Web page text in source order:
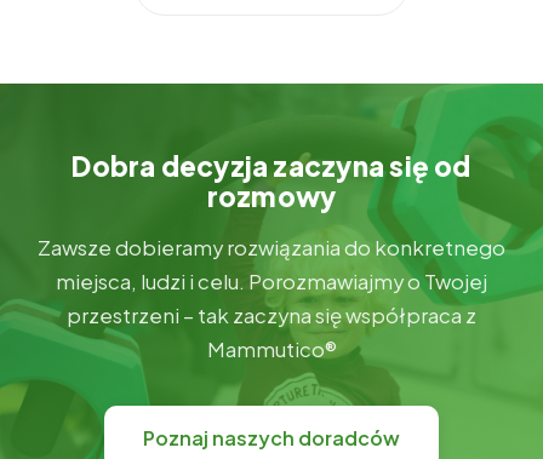
Dobra decyzja zaczyna się od
rozmowy
Zawsze dobieramy rozwiązania do konkretnego
miejsca, ludzi i celu. Porozmawiajmy o Twojej
przestrzeni – tak zaczyna się współpraca z
Mammutico®
Poznaj naszych doradców